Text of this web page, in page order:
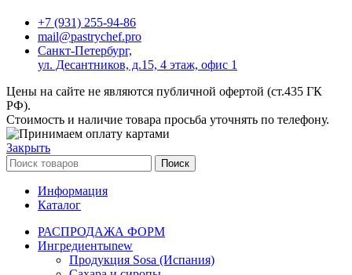
+7 (931) 255-94-86
mail@pastrychef.pro
Санкт-Петербург,
ул. Десантников, д.15, 4 этаж, офис 1
Цены на сайте не являются публичной офертой (ст.435 ГК
РФ).
Стоимость и наличие товара просьба уточнять по телефону.
Закрыть
Поиск
Информация
Каталог
РАСПРОДАЖА ФОРМ
Ингредиентыnew
Продукция Sosa (Испания)